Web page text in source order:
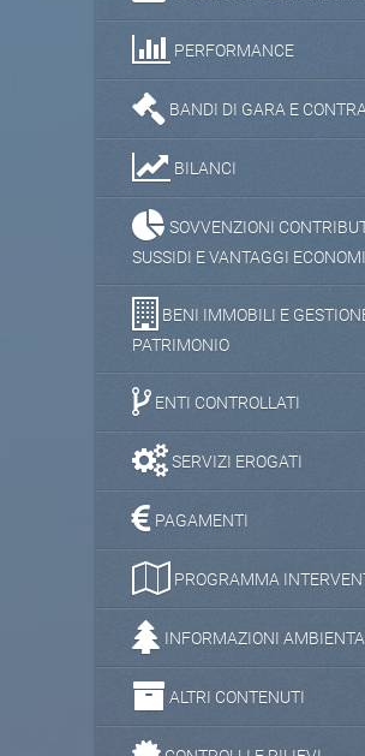
PERFORMANCE
BANDI DI GARA E
BILANCI
SOVVENZIONI
SUSSIDI E VANTAGGI
BENI IMMOBILI E
PATRIMONIO
ENTI CONTROLLATI
SERVIZI EROGATI
PAGAMENTI
PROGRAMMA
INFORMAZIONI
ALTRI CONTENUTI